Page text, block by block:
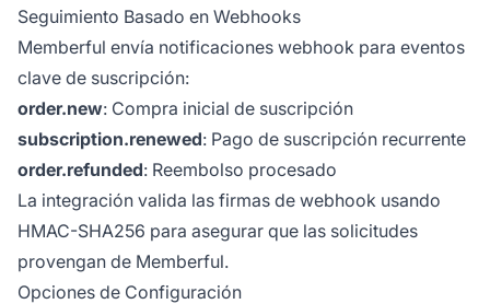
Seguimiento Basado en Webhooks
Memberful envía notificaciones webhook para eventos
clave de suscripción:
order.new: Compra inicial de suscripción
subscription.renewed: Pago de suscripción recurrente
order.refunded: Reembolso procesado
La integración valida las firmas de webhook usando
HMAC-SHA256 para asegurar que las solicitudes
provengan de Memberful.
Opciones de Configuración